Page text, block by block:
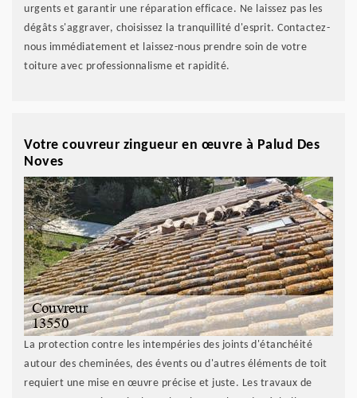
urgents et garantir une réparation efficace. Ne laissez pas les
dégâts s'aggraver, choisissez la tranquillité d'esprit. Contactez-
nous immédiatement et laissez-nous prendre soin de votre
toiture avec professionnalisme et rapidité.
Votre couvreur zingueur en œuvre à Palud Des
Noves
La protection contre les intempéries des joints d'étanchéité
autour des cheminées, des évents ou d'autres éléments de toit
requiert une mise en œuvre précise et juste. Les travaux de